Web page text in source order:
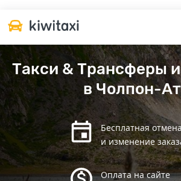
Такси & Трансферы
в Чолпон-
Бесплатная
и изменение
Оплата на сайте